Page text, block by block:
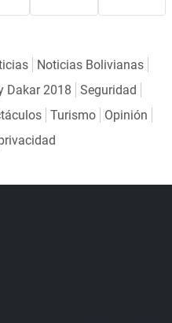
Noticias Bolivianas
Dakar 2018
Seguridad
Turismo
Opinión